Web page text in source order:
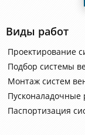
Виды работ
Проектирование
Подбор системы
Монтаж систем
Пусконаладочные
Паспортизация